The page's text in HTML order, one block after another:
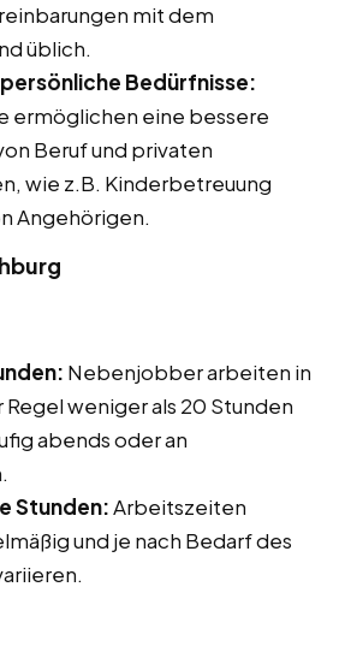
mit dem
üblich.
Bedürfnisse:
ermöglichen eine bessere
Beruf und privaten
wie z.B. Kinderbetreuung
Angehörigen.
Nebenjobber arbeiten in
Regel weniger als 20 Stunden
abends oder an
Stunden:Arbeitszeiten
und je nach Bedarf des